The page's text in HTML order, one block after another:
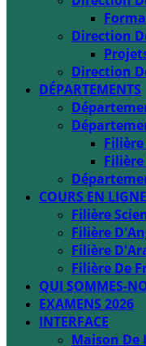
Direction
Direction
DÉPARTEMENTS
Filière
COURS EN LIGNE
Filière
Filière
Filière
Filière De
QUI SOMMES-
EXAMENS 2026
INTERFACE
Maison De